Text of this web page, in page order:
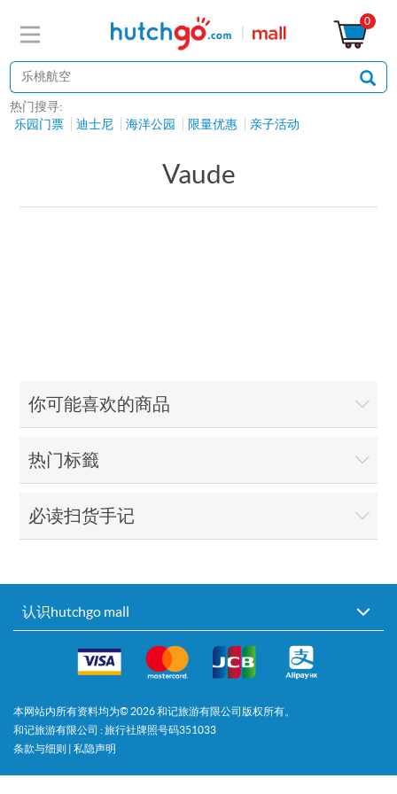
0
热门搜寻:
乐园门票
迪士尼 海洋公园 限量优惠 亲子活动
Vaude
你可能喜欢的商品
热门标籤
必读扫货手记
认识hutchgo mall
本网站内所有资料均为© 2026和记旅游有限公司版权所有。
和记旅游有限公司 : 旅行社牌照号码351033
条款与细则 | 私隐声明